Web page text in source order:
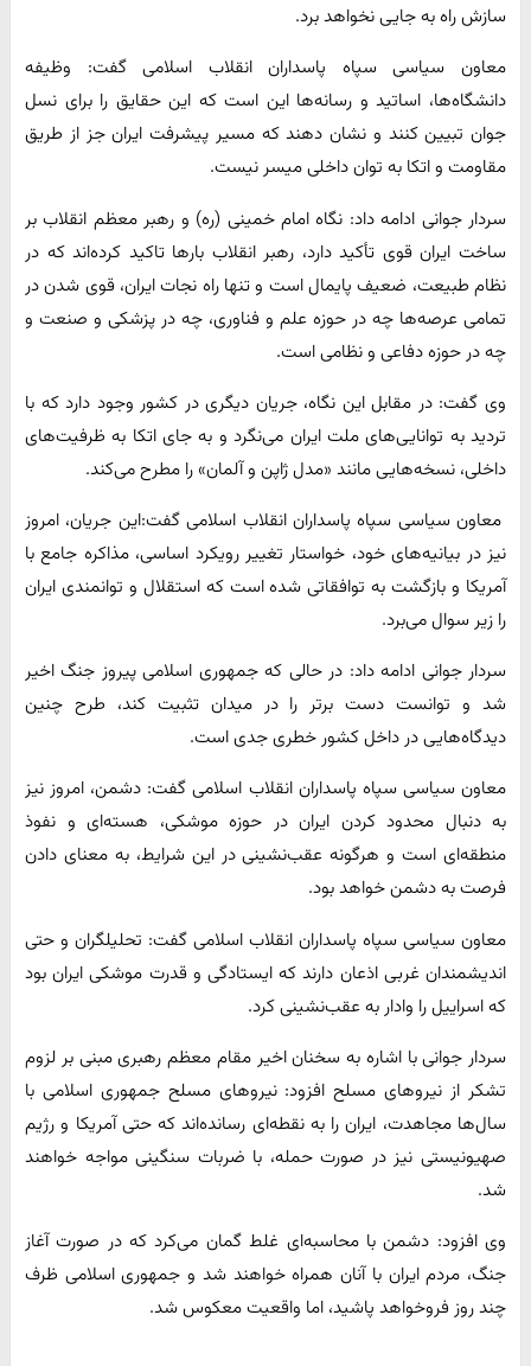
سازش راه به جایی نخواهد برد.
معاون سیاسی سپاه پاسداران انقلاب اسلامی گفت: وظیفه
دانشگاه‌ها، اساتید و رسانه‌ها این است که این حقایق را برای نسل
جوان تبیین کنند و نشان دهند که مسیر پیشرفت ایران جز از طریق
مقاومت و اتکا به توان داخلی میسر نیست.
سردار جوانی ادامه داد: نگاه امام خمینی (ره) و رهبر معظم انقلاب بر
ساخت ایران قوی تأکید دارد، رهبر انقلاب بار‌ها تاکید کرده‌اند که در
نظام طبیعت، ضعیف پایمال است و تنها راه نجات ایران، قوی شدن در
تمامی عرصه‌ها چه در حوزه علم و فناوری، چه در پزشکی و صنعت و
چه در حوزه دفاعی و نظامی است.
وی گفت: در مقابل این نگاه، جریان دیگری در کشور وجود دارد که با
تردید به توانایی‌های ملت ایران می‌نگرد و به جای اتکا به ظرفیت‌های
داخلی، نسخه‌هایی مانند «مدل ژاپن و آلمان» را مطرح می‌کند.
معاون سیاسی سپاه پاسداران انقلاب اسلامی گفت:این جریان، امروز
نیز در بیانیه‌های خود، خواستار تغییر رویکرد اساسی، مذاکره جامع با
آمریکا و بازگشت به توافقاتی شده است که استقلال و توانمندی ایران
را زیر سوال می‌برد.
سردار جوانی ادامه داد: در حالی که جمهوری اسلامی پیروز جنگ اخیر
شد و توانست دست برتر را در میدان تثبیت کند، طرح چنین
دیدگاه‌هایی در داخل کشور خطری جدی است.
معاون سیاسی سپاه پاسداران انقلاب اسلامی گفت: دشمن، امروز نیز
به دنبال محدود کردن ایران در حوزه موشکی، هسته‌ای و نفوذ
منطقه‌ای است و هرگونه عقب‌نشینی در این شرایط، به معنای دادن
فرصت به دشمن خواهد بود.
معاون سیاسی سپاه پاسداران انقلاب اسلامی گفت: تحلیلگران و حتی
اندیشمندان غربی اذعان دارند که ایستادگی و قدرت موشکی ایران بود
که اسراییل را وادار به عقب‌نشینی کرد.
سردار جوانی با اشاره به سخنان اخیر مقام معظم رهبری مبنی بر لزوم
تشکر از نیرو‌های مسلح افزود: نیرو‌های مسلح جمهوری اسلامی با
سال‌ها مجاهدت، ایران را به نقطه‌ای رسانده‌اند که حتی آمریکا و رژیم
صهیونیستی نیز در صورت حمله، با ضربات سنگینی مواجه خواهند
شد.
وی افزود: دشمن با محاسبه‌ای غلط گمان می‌کرد که در صورت آغاز
جنگ، مردم ایران با آنان همراه خواهند شد و جمهوری اسلامی ظرف
چند روز فروخواهد پاشید، اما واقعیت معکوس شد.